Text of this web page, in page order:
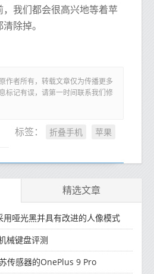
，我们都会很高兴地等着苹
除掉。
作者所有，转载文章仅为传播更多
标记有误，请第一时间联系我们修
标签： 折叠手机 苹果
精选文章
哑光黑并具有改进的人像模式
械键盘评测
传感器的OnePlus 9 Pro